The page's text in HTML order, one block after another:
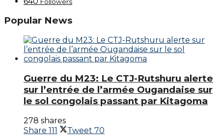
Popular News
Guerre du M23: Le CTJ-Rutshuru alerte
sur l’entrée de l’armée Ougandaise sur
le sol congolais passant par Kitagoma
278 shares
Share 111 Tweet 70